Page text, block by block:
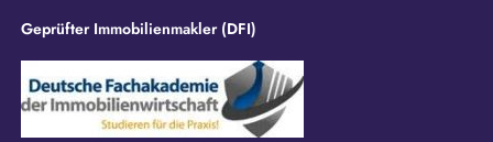
Geprüfter Immobilienmakler (DFI)